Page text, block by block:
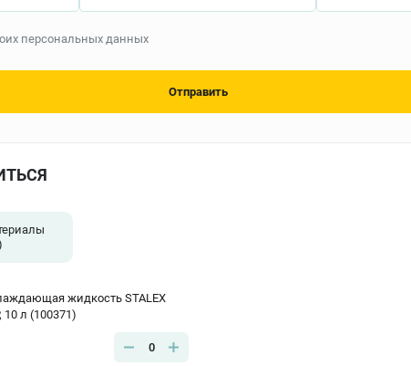
персональных данных
Отправить
жидкость STALEX
10 л (100371)
0